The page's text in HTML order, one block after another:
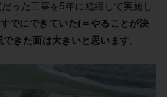
った工事を5年に短縮して実施し
でにできていた(＝やることが決
できた面は大きいと思います。